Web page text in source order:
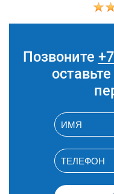
Позвоните